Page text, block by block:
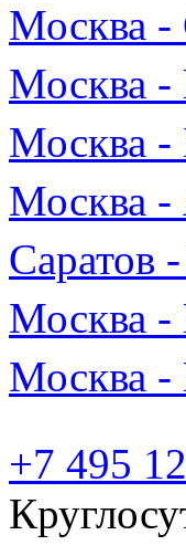
Москва -
Москва -
Москва -
Москва -
Саратов
Москва
Москва
+7 495